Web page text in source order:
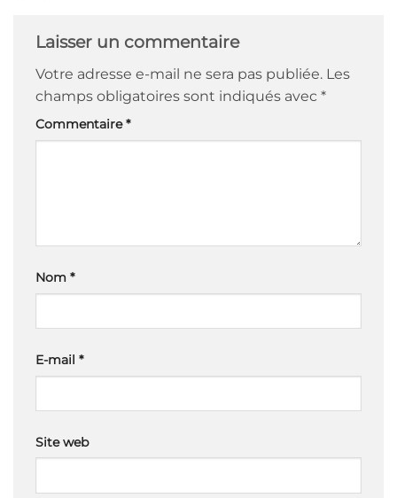
Laisser un commentaire
Votre adresse e-mail ne sera pas publiée. Les
champs obligatoires sont indiqués avec *
Commentaire*
Nom *
E-mail *
Site web